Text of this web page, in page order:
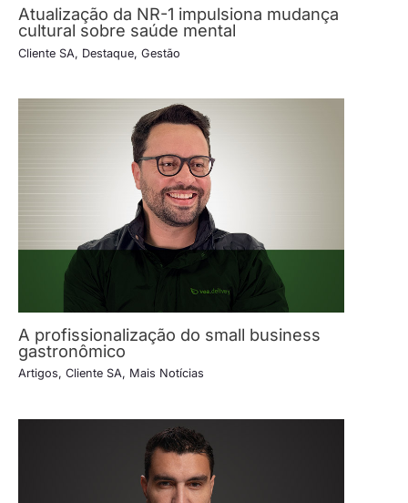
Atualização da NR-1 impulsiona mudança
cultural sobre saúde mental
Cliente SA, Destaque, Gestão
A profissionalização do small business
gastronômico
Artigos, Cliente SA, Mais Notícias